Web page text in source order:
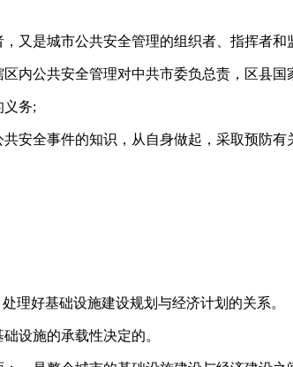
又是城市公共安全管理的组织者、指挥者和
内公共安全管理对中共市委负总责，区县
义务;
安全事件的知识，从自身做起，采取预防有
理好基础设施建设规划与经济计划的关系。
设施的承载性决定的。